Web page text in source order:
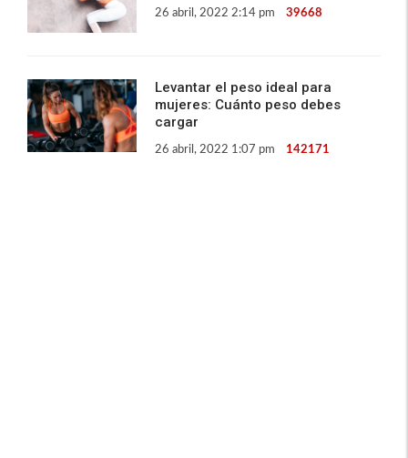
26 abril, 2022 2:14 pm 39668
Levantar el peso ideal para
mujeres: Cuánto peso debes
cargar
26 abril, 2022 1:07 pm 142171